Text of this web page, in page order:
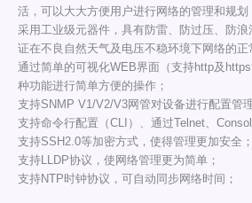
活，可以大大方便用户进行网络的管理和规划
采用工业级元器件，具有防雷、防过压、防
证在不良自然天气及电压不稳环境下网络的正
通过简单的可视化WEB界面（支持http及
种功能进行简单方便的操作；
支持SNMP V1/V2/V3网管对设备进行配置管
支持命令行配置（CLI）、通过Telnet、
支持SSH2.0等加密方式，使得管理更加安全；
支持LLDP协议，使网络管理更为简单；
支持NTP时钟协议，可自动同步网络时间；